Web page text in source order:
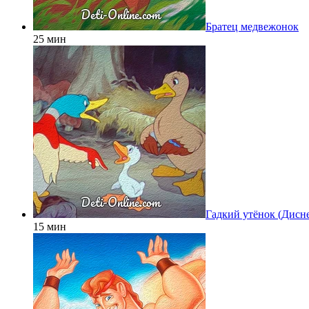
Братец медвежонок
25 мин
Гадкий утёнок
15 мин